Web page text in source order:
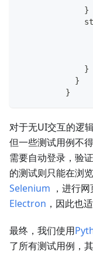
	      }
	      }
	    }
	  }
对于无UI交互的逻
但一些测试用例不
需要自动登录，验
的测试则只能在浏
Selenium ，进行
Electron ，因此也
最终，我们使用
了所有测试用例，